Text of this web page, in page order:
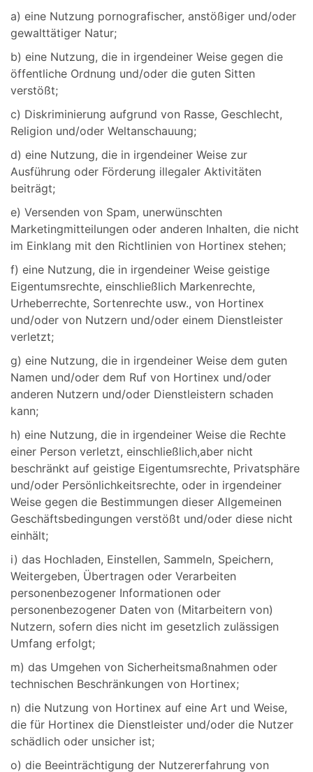
a) eine Nutzung pornografischer, anstößiger und/oder
gewalttätiger Natur;
b) eine Nutzung, die in irgendeiner Weise gegen die
öffentliche Ordnung und/oder die guten Sitten
verstößt;
c) Diskriminierung aufgrund von Rasse, Geschlecht,
Religion und/oder Weltanschauung;
d) eine Nutzung, die in irgendeiner Weise zur
Ausführung oder Förderung illegaler Aktivitäten
beiträgt;
e) Versenden von Spam, unerwünschten
Marketingmitteilungen oder anderen Inhalten, die nicht
im Einklang mit den Richtlinien von Hortinex stehen;
f) eine Nutzung, die in irgendeiner Weise geistige
Eigentumsrechte, einschließlich Markenrechte,
Urheberrechte, Sortenrechte usw., von Hortinex
und/oder von Nutzern und/oder einem Dienstleister
verletzt;
g) eine Nutzung, die in irgendeiner Weise dem guten
Namen und/oder dem Ruf von Hortinex und/oder
anderen Nutzern und/oder Dienstleistern schaden
kann;
h) eine Nutzung, die in irgendeiner Weise die Rechte
einer Person verletzt, einschließlich,aber nicht
beschränkt auf geistige Eigentumsrechte, Privatsphäre
und/oder Persönlichkeitsrechte, oder in irgendeiner
Weise gegen die Bestimmungen dieser Allgemeinen
Geschäftsbedingungen verstößt und/oder diese nicht
einhält;
i) das Hochladen, Einstellen, Sammeln, Speichern,
Weitergeben, Übertragen oder Verarbeiten
personenbezogener Informationen oder
personenbezogener Daten von (Mitarbeitern von)
Nutzern, sofern dies nicht im gesetzlich zulässigen
Umfang erfolgt;
m) das Umgehen von Sicherheitsmaßnahmen oder
technischen Beschränkungen von Hortinex;
n) die Nutzung von Hortinex auf eine Art und Weise,
die für Hortinex die Dienstleister und/oder die Nutzer
schädlich oder unsicher ist;
o) die Beeinträchtigung der Nutzererfahrung von